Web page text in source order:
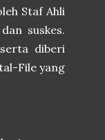
Staf Ahli
suskes.
diberi
File yang